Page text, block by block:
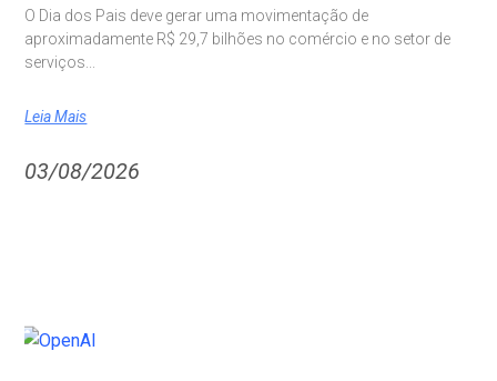
O Dia dos Pais deve gerar uma movimentação de
aproximadamente R$ 29,7 bilhões no comércio e no setor de
serviços
Leia Mais
03/08/2026